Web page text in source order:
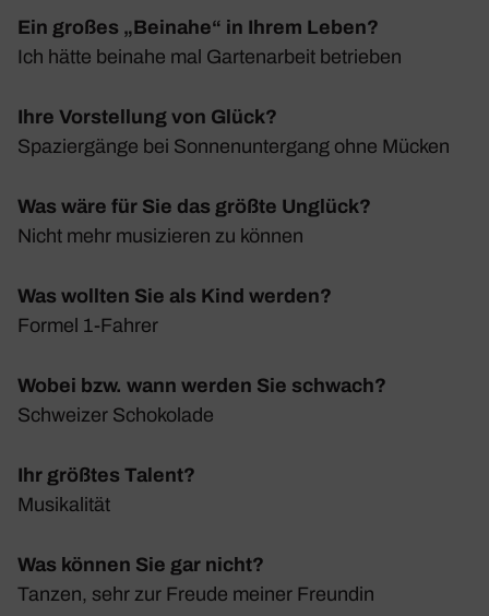
Ein großes „Beinahe“ in Ihrem Leben?
Ich hätte beinahe mal Garten­ar­beit betrieben
Ihre Vorstellung von Glück?
Spazier­gänge bei Sonnen­un­ter­gang ohne Mücken
Was wäre für Sie das größte Unglück?
Nicht mehr musi­zieren zu können
Was wollten Sie als Kind werden?
Formel 1‑Fahrer
Wobei bzw. wann werden Sie schwach?
Schweizer Scho­ko­lade
Ihr größtes Talent?
Musi­ka­lität
Was können Sie gar nicht?
Tanzen, sehr zur Freude meiner Freundin